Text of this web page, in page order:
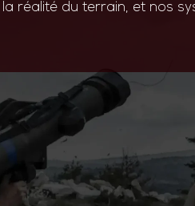
réalité du terrain, et nos
à des technologies de
contraintes du terrain.